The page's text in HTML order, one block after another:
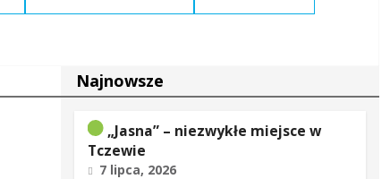
Najnowsze
„Jasna” – niezwykłe miejsce w
Tczewie
7 lipca, 2026